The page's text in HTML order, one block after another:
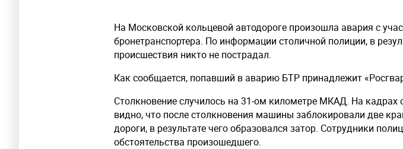
На Московской кольцевой автодороге произошла авария с
бронетранспортера. По информации столичной полиции, в
происшествия никто не пострадал.
Как сообщается, попавший в аварию БТР принадлежит
Столкновение случилось на 31-ом километре МКАД. На кадрах
видно, что после столкновения машины заблокировали две
дороги, в результате чего образовался затор. Сотрудники
обстоятельства произошедшего.